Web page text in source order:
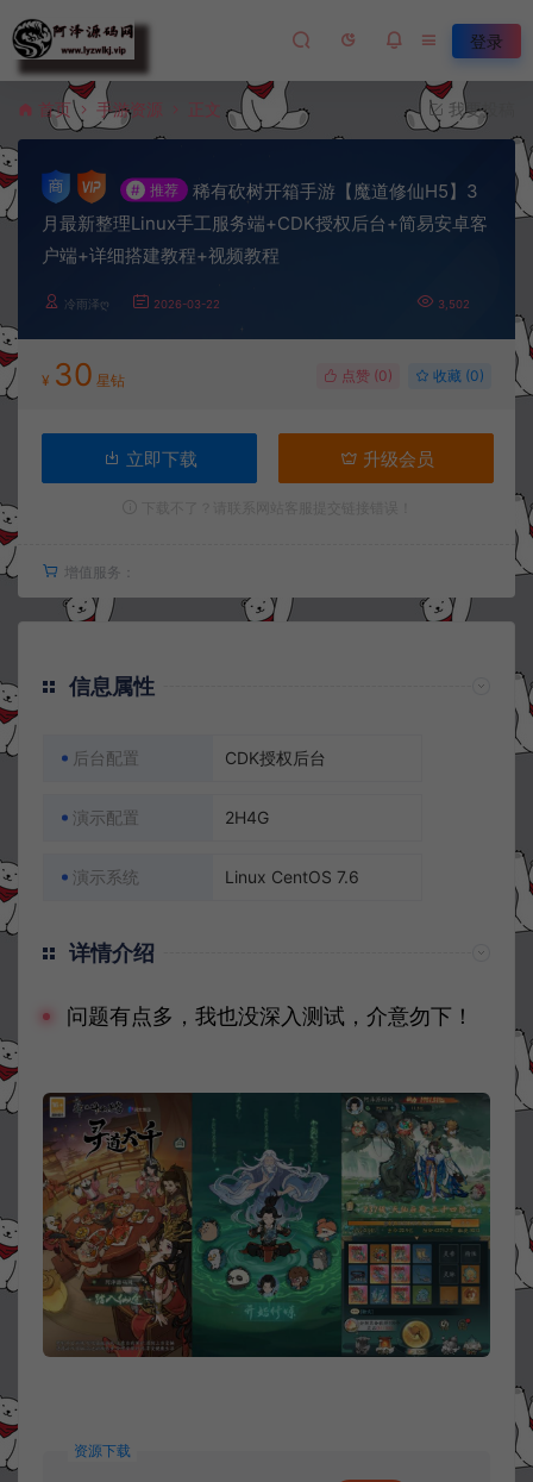
登录
首页 手游资源 正文 我要投稿
# 推荐
稀有砍树开箱手游【魔道修仙H5】3
月最新整理Linux手工服务端+CDK授权后台+简易安卓客
户端+详细搭建教程+视频教程
冷雨泽ღ 2026-03-22 3,502
¥ 30 星钻 点赞 (0) 收藏 (0)
立即下载 升级会员
增值服务：
信息属性
后台配置 CDK授权后台
演示配置 2H4G
演示系统 Linux CentOS 7.6
详情介绍
问题有点多，我也没深入测试，介意勿下！
资源下载